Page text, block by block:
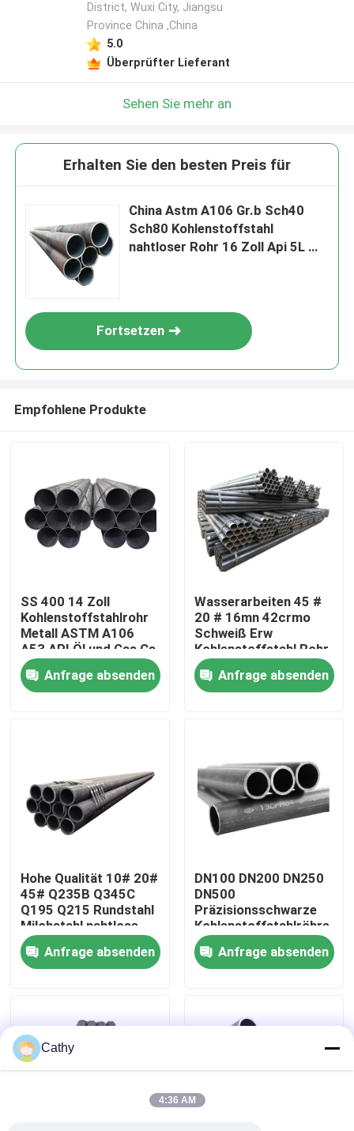
Zu Hause
Werksbesichtigung
Qualitätskontrolle
Kontakt mit uns
Neuigkeiten
Rechtssachen
Bitte um ein Angebot
District, Wuxi City, Jiangsu
Province China ,China
5.0
Überprüfter Lieferant
Sehen Sie mehr an
Erhalten Sie den besten Preis für
China Astm A106 Gr.b Sch40
Sch80 Kohlenstoffstahl
nahtloser Rohr 16 Zoll Api 5L ms
Fortsetzen
Empfohlene Produkte
SS 400 14 Zoll
Kohlenstoffstahlrohr
Metall ASTM A106
A53 API Öl und Gas Cs
nahtloses Rohr
Anfrage absenden
Wasserarbeiten 45 #
20 # 16mn 42crmo
Schweiß Erw
Kohlenstoffstahl Rohr
heiß verkaufen
Anfrage absenden
Hohe Qualität 10# 20#
45# Q235B Q345C
Q195 Q215 Rundstahl
Milchstahl nahtlose
Rohre für Flüssigkeit
Anfrage absenden
DN100 DN200 DN250
DN500
Präzisionsschwarze
Kohlenstoffstahlröhre
Astm a106 Gr.A/B
Anfrage absenden
Cathy
4:36 AM